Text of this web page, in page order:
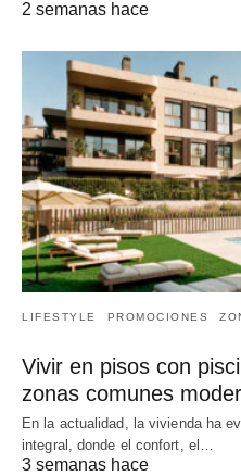
2 semanas hace
LIFESTYLE PROMOCIONES
Vivir en pisos con
zonas comunes
En la actualidad, la vivienda ha
integral, donde el confort, el…
3 semanas hace